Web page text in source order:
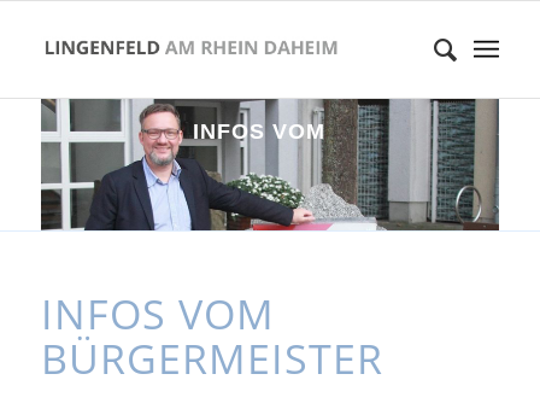
INFOS VOM
BÜ E RMEI T
INFOS VOM
BÜRGERMEISTER